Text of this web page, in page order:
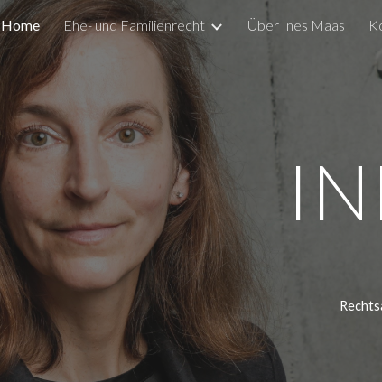
main content Skip to
Home Ehe- und Familienrecht Über Ines Maas